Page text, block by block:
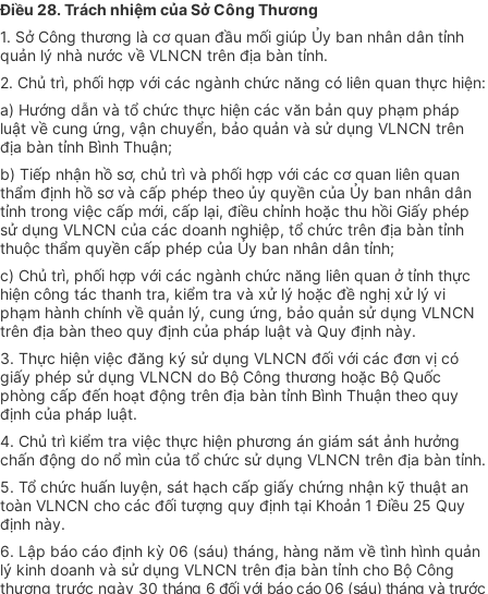
Điều 28. Trách nhiệm của Sở Công Thương
1. Sở Công thương là cơ quan đầu mối giúp Ủy ban nhân dân tỉnh
quản lý nhà nước về VLNCN trên địa bàn tỉnh.
2. Chủ trì, phối hợp với các ngành chức năng có liên quan thực hiện:
a) Hướng dẫn và tổ chức thực hiện các văn bản quy phạm pháp
luật về cung ứng, vận chuyển, bảo quản và sử dụng VLNCN trên
địa bàn tỉnh Bình Thuận;
b) Tiếp nhận hồ sơ, chủ trì và phối hợp với các cơ quan liên quan
thẩm định hồ sơ và cấp phép theo ủy quyền của Ủy ban nhân dân
tỉnh trong việc cấp mới, cấp lại, điều chỉnh hoặc thu hồi Giấy phép
sử dụng VLNCN của các doanh nghiệp, tổ chức trên địa bàn tỉnh
thuộc thẩm quyền cấp phép của Ủy ban nhân dân tỉnh;
c) Chủ trì, phối hợp với các ngành chức năng liên quan ở tỉnh thực
hiện công tác thanh tra, kiểm tra và xử lý hoặc đề nghị xử lý vi
phạm hành chính về quản lý, cung ứng, bảo quản sử dụng VLNCN
trên địa bàn theo quy định của pháp luật và Quy định này.
3. Thực hiện việc đăng ký sử dụng VLNCN đối với các đơn vị có
giấy phép sử dụng VLNCN do Bộ Công thương hoặc Bộ Quốc
phòng cấp đến hoạt động trên địa bàn tỉnh Bình Thuận theo quy
định của pháp luật.
4. Chủ trì kiểm tra việc thực hiện phương án giám sát ảnh hưởng
chấn động do nổ mìn của tổ chức sử dụng VLNCN trên địa bàn tỉnh.
5. Tổ chức huấn luyện, sát hạch cấp giấy chứng nhận kỹ thuật an
toàn VLNCN cho các đối tượng quy định tại Khoản 1 Điều 25 Quy
định này.
6. Lập báo cáo định kỳ 06 (sáu) tháng, hàng năm về tình hình quản
lý kinh doanh và sử dụng VLNCN trên địa bàn tỉnh cho Bộ Công
thương trước ngày 30 tháng 6 đối với báo cáo 06 (sáu) tháng và trước